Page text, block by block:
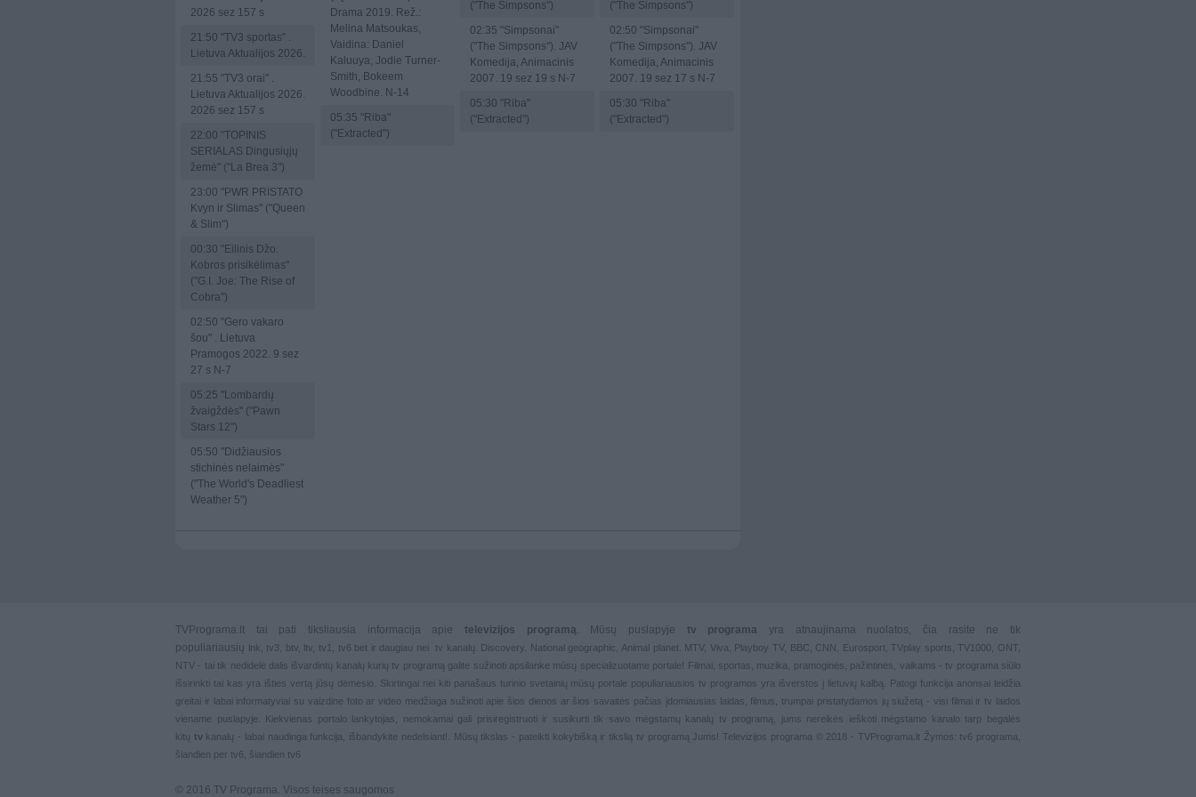
2026 sez 157 s
21:50 "TV3 sportas" .
Lietuva Aktualijos 2026.
21:55 "TV3 orai" .
Lietuva Aktualijos 2026.
2026 sez 157 s
22:00 "TOPINIS
SERIALAS Dingusiųjų
žemė" ("La Brea 3")
23:00 "PWR PRISTATO
Kvyn ir Slimas" ("Queen
& Slim")
00:30 "Eilinis Džo.
Kobros prisikėlimas"
("G.I. Joe: The Rise of
Cobra")
02:50 "Gero vakaro
šou" . Lietuva
Pramogos 2022. 9 sez
27 s N-7
05:25 "Lombardų
žvaigždės" ("Pawn
Stars 12")
05:50 "Didžiausios
stichinės nelaimės"
("The World's Deadliest
Weather 5")
Drama 2019. Rež.:
Melina Matsoukas,
Vaidina: Daniel
Kaluuya, Jodie Turner-
Smith, Bokeem
Woodbine. N-14
05:35 "Riba"
("Extracted")
("The Simpsons")
02:35 "Simpsonai"
("The Simpsons"). JAV
Komedija, Animacinis
2007. 19 sez 19 s N-7
05:30 "Riba"
("Extracted")
("The Simpsons")
02:50 "Simpsonai"
("The Simpsons"). JAV
Komedija, Animacinis
2007. 19 sez 17 s N-7
05:30 "Riba"
("Extracted")
TVPrograma.lt tai pati tiksliausia informacija apie televizijos programą. Mūsų puslapyje tv programa
yra atnaujinama nuolatos, čia rasite ne tik
populiariausių lnk tv3 btv, ltv tv1 tv6 bet ir daugiau nei tv kanalų. Discovery. National geographic, Animal planet. MTV, Viva, Playboy TV, BBC, CNN, Eurosport, TVplay sports , TV1000, ONT,
NTV - tai tik nedidelė dalis išvardintų kanalų kurių tv programą galite sužinoti apsilanke mūsų specializuotame portale! Filmai, sportas muzika pramoginės pažintinės vaikams - tv programa siūlo
išsirinkti tai kas yra išties vertą jūsų dėmesio. Skirtingai nei kiti panašaus turinio svetainių mūsų portale populiariausios tv programos yra išverstos į lietuvių kalbą. Patogi funkcija anonsai leidžia
greitai ir labai informatyviai su vaizdine foto ar video medžiaga sužinoti apie šios dienos ar šios savaitės pačias įdomiausias laidas, filmus, trumpai pristatydamos jų siužetą - visi filmai ir tv laidos
viename puslapyje. Kiekvienas portalo lankytojas, nemokamai gali prisiregistruoti ir susikurti tik savo mėgstamų kanalų
tv programą, jums nereikės ieškoti mėgstamo kanalo tarp begalės
kitų tvkanalų - labai naudinga funkcija, išbandykite nedelsiant!. Mūsų tikslas - pateikti kokybišką ir tikslią tv programą Jums! Televizijos programa © 2018 - TVPrograma.lt Žymos: tv6 programa,
šiandien per tv6, šiandien tv6
© 2016 TV Programa. Visos teises saugomos